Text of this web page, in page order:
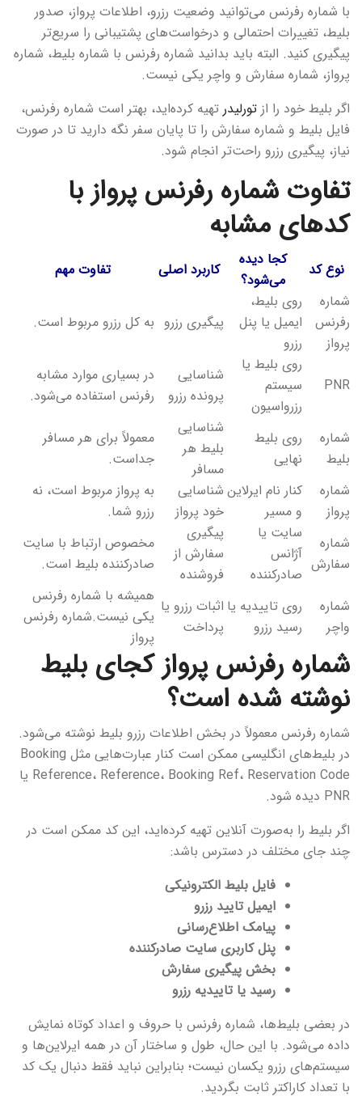
با شماره رفرنس می‌توانید وضعیت رزرو، اطلاعات پرواز، صدور
بلیط، تغییرات احتمالی و درخواست‌های پشتیبانی را سریع‌تر
پیگیری کنید. البته باید بدانید شماره رفرنس با شماره بلیط، شماره
پرواز، شماره سفارش و واچر یکی نیست.
اگر بلیط خود را از تورلیدر تهیه کرده‌اید، بهتر است شماره رفرنس،
فایل بلیط و شماره سفارش را تا پایان سفر نگه دارید تا در صورت
نیاز، پیگیری رزرو راحت‌تر انجام شود.
تفاوت شماره رفرنس پرواز با
کدهای مشابه
نوع کد
کجا دیده
می‌شود؟
کاربرد اصلی
تفاوت مهم
شماره
رفرنس
پرواز
روی بلیط،
ایمیل یا پنل
رزرو
پیگیری رزرو به کل رزرو مربوط است.
PNR
روی بلیط یا
سیستم
رزرواسیون
شناسایی
پرونده رزرو
در بسیاری موارد مشابه
رفرنس استفاده می‌شود.
شماره
بلیط
روی بلیط
نهایی
شناسایی
بلیط هر
مسافر
معمولاً برای هر مسافر
جداست.
شماره
پرواز
کنار نام ایرلاین
و مسیر
شناسایی
خود پرواز
به پرواز مربوط است، نه
رزرو شما.
شماره
سفارش
سایت یا
آژانس
صادرکننده
پیگیری
سفارش از
فروشنده
مخصوص ارتباط با سایت
صادرکننده بلیط است.
شماره
واچر
روی تاییدیه یا
رسید رزرو
اثبات رزرو یا
پرداخت
همیشه با شماره رفرنس
یکی نیست.شماره رفرنس
پرواز
شماره رفرنس پرواز کجای بلیط
نوشته شده است؟
شماره رفرنس معمولاً در بخش اطلاعات رزرو بلیط نوشته می‌شود.
در بلیط‌های انگلیسی ممکن است کنار عبارت‌هایی مثل Booking
Reference، Reference، Booking Ref، Reservation Code یا
PNR دیده شود.
اگر بلیط را به‌صورت آنلاین تهیه کرده‌اید، این کد ممکن است در
چند جای مختلف در دسترس باشد:
فایل بلیط الکترونیکی
ایمیل تایید رزرو
پیامک اطلاع‌رسانی
پنل کاربری سایت صادرکننده
بخش پیگیری سفارش
رسید یا تاییدیه رزرو
در بعضی بلیط‌ها، شماره رفرنس با حروف و اعداد کوتاه نمایش
داده می‌شود. با این حال، طول و ساختار آن در همه ایرلاین‌ها و
سیستم‌های رزرو یکسان نیست؛ بنابراین نباید فقط دنبال یک کد
با تعداد کاراکتر ثابت بگردید.